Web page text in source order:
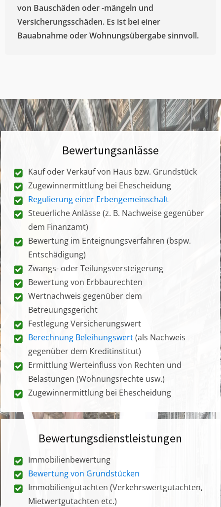
von Bauschäden oder -mängeln und
Versicherungsschäden. Es ist bei einer
Bauabnahme oder Wohnungsübergabe sinnvoll.
Bewertungsanlässe
Kauf oder Verkauf von Haus bzw. Grundstück
Zugewinnermittlung bei Ehescheidung
Regulierung einer Erbengemeinschaft
Steuerliche Anlässe (z. B. Nachweise gegenüber
dem Finanzamt)
Bewertung im Enteignungsverfahren (bspw.
Entschädigung)
Zwangs- oder Teilungsversteigerung
Bewertung von Erbbaurechten
Wertnachweis gegenüber dem
Betreuungsgericht
Festlegung Versicherungswert
Berechnung Beleihungswert(als Nachweis
gegenüber dem Kreditinstitut)
Ermittlung Werteinfluss von Rechten und
Belastungen (Wohnungsrechte usw.)
Zugewinnermittlung bei Ehescheidung
Bewertungsdienstleistungen
Immobilienbewertung
Bewertung von Grundstücken
Immobiliengutachten (Verkehrswertgutachten,
Mietwertgutachten etc.)